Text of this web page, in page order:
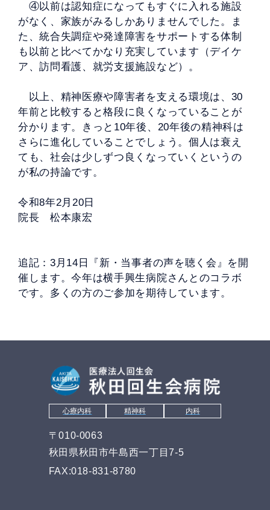
④以前は認知症になってもすぐに入れる施設
がなく、家族がみるしかありませんでした。ま
た、統合失調症や発達障害をサポートする体制
も以前と比べてかなり充実しています（デイケ
ア、訪問看護、就労支援施設など）。
以上、精神医療や障害者を支える環境は、30
年前と比較すると格段に良くなっていることが
分かります。きっと10年後、20年後の精神科は
さらに進化していることでしょう。個人は衰え
ても、社会は少しずつ良くなっていくというの
が私の持論です。
令和8年2月20日
院長 松本康宏
追記：3月14日『新・当事者の声を聴く会』を開
催します。今年は横手興生病院さんとのコラボ
です。多くの方のご参加を期待しています。
心療内科 精神科 内科
〒010-0063
秋田県秋田市牛島西一丁目7-5
FAX:018-831-8780